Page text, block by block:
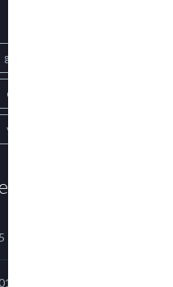
gallery
quote
youtube